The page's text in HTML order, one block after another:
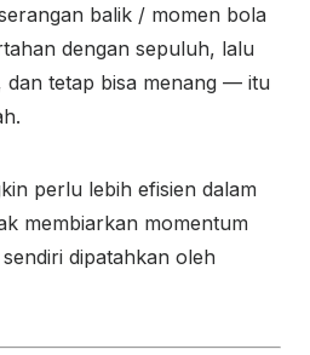
balik / momen bola
dengan sepuluh, lalu
dan tetap bisa menang — itu
perlu lebih efisien dalam
membiarkan momentum
dipatahkan oleh